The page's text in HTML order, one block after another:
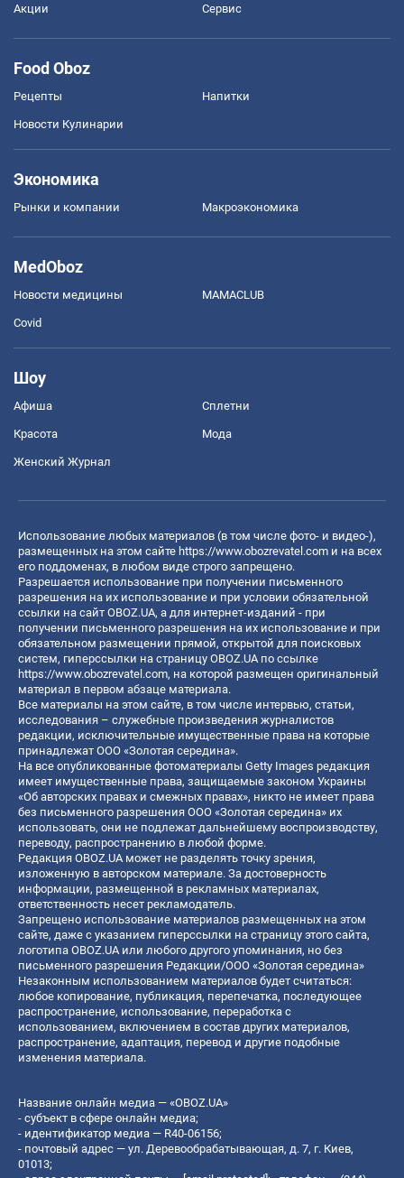
Акции Сервис
Food Oboz
Рецепты Напитки
Новости Кулинарии
Экономика
Рынки и компании Mакроэкономика
MedOboz
Новости медицины MAMACLUB
Covid
Шоу
Афиша Сплетни
Красота Мода
Женский Журнал
Использование любых материалов (в том числе фото- и видео-),
размещенных на этом сайте https://www.obozrevatel.com и на всех
его поддоменах, в любом виде строго запрещено.
Разрешается использование при получении письменного
разрешения на их использование и при условии обязательной
ссылки на сайт OBOZ.UA, а для интернет-изданий - при
получении письменного разрешения на их использование и при
обязательном размещении прямой, открытой для поисковых
систем, гиперссылки на страницу OBOZ.UA по ссылке
https://www.obozrevatel.com, на которой размещен оригинальный
материал в первом абзаце материала.
Все материалы на этом сайте, в том числе интервью, статьи,
исследования – служебные произведения журналистов
редакции, исключительные имущественные права на которые
принадлежат ООО «Золотая середина».
На все опубликованные фотоматериалы Getty Images редакция
имеет имущественные права, защищаемые законом Украины
«Об авторских правах и смежных правах», никто не имеет права
без письменного разрешения ООО «Золотая середина» их
использовать, они не подлежат дальнейшему воспроизводству,
переводу, распространению в любой форме.
Редакция OBOZ.UA может не разделять точку зрения,
изложенную в авторском материале. За достоверность
информации, размещенной в рекламных материалах,
ответственность несет рекламодатель.
Запрещено использование материалов размещенных на этом
сайте, даже с указанием гиперссылки на страницу этого сайта,
логотипа OBOZ.UA или любого другого упоминания, но без
письменного разрешения Редакции/ООО «Золотая середина»
Незаконным использованием материалов будет считаться:
любое копирование, публикация, перепечатка, последующее
распространение, использование, переработка с
использованием, включением в состав других материалов,
распространение, адаптация, перевод и другие подобные
изменения материала.
Название онлайн медиа — «OBOZ.UA»
- субъект в сфере онлайн медиа;
- идентификатор медиа — R40-06156;
- почтовый адрес — ул. Деревообрабатывающая, д. 7, г. Киев,
01013;